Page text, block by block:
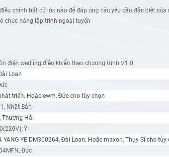
chỉnh bất cứ lúc nào để đáp ứng các yêu cầu đặc biệt
chức năng lập trình ngoại tuyến
điện wedling điều khiển theo chương trình V1.0
Loan
triển. Hoặc ewm, Đức cho tùy chọn
Nhật Bản
Thượng Hải
Ý
YANG YE DM300264, Đài Loan. Hoặc maxon, Thụy Sĩ cho tùy
Đức